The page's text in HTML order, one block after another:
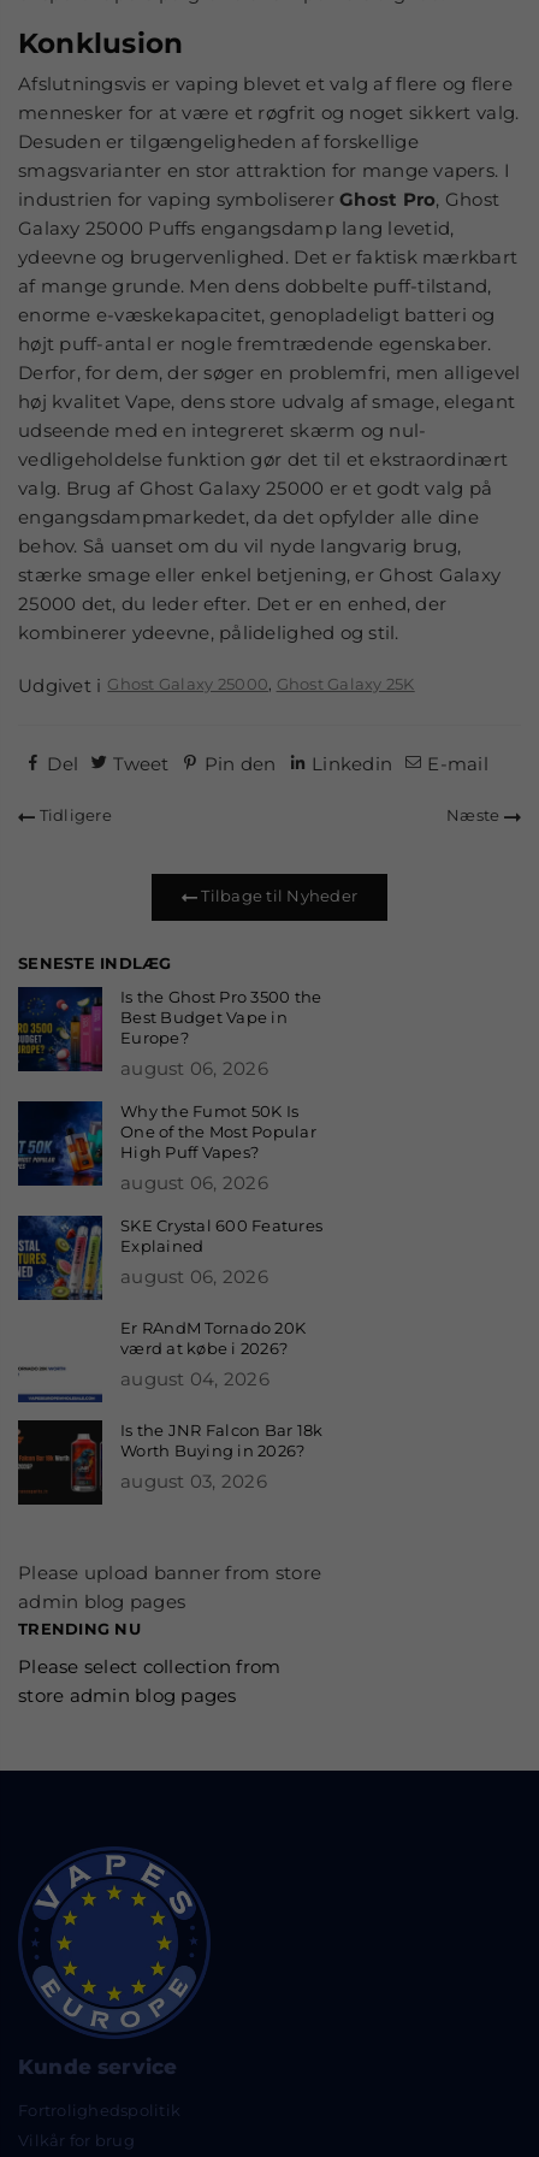
Konklusion
Afslutningsvis er vaping blevet et valg af flere og flere
mennesker for at være et røgfrit og noget sikkert valg.
Desuden er tilgængeligheden af forskellige
smagsvarianter en stor attraktion for mange vapers. I
industrien for vaping symbolisererGhost Pro, Ghost
Galaxy 25000 Puffs engangsdamp lang levetid,
ydeevne og brugervenlighed. Det er faktisk mærkbart
af mange grunde. Men dens dobbelte puff-tilstand,
enorme e-væskekapacitet, genopladeligt batteri og
højt puff-antal er nogle fremtrædende egenskaber.
Derfor, for dem, der søger en problemfri, men alligevel
høj kvalitet Vape, dens store udvalg af smage, elegant
udseende med en integreret skærm og nul-
vedligeholdelse funktion gør det til et ekstraordinært
valg. Brug af Ghost Galaxy 25000 er et godt valg på
engangsdampmarkedet, da det opfylder alle dine
behov. Så uanset om du vil nyde langvarig brug,
stærke smage eller enkel betjening, er Ghost Galaxy
25000 det, du leder efter. Det er en enhed, der
kombinerer ydeevne, pålidelighed og stil.
Udgivet i Ghost Galaxy 25000 Ghost Galaxy 25K
Del Tweet Pin den Linkedin E-mail
Tidligere Næste
Tilbage til Nyheder
SENESTE INDLÆG
Is the Ghost Pro 3500 the
Best Budget Vape in
Europe?
august 06, 2026
Why the Fumot 50K Is
One of the Most Popular
High Puff Vapes?
august 06, 2026
SKE Crystal 600 Features
Explained
august 06, 2026
Er RAndM Tornado 20K
værd at købe i 2026?
august 04, 2026
Is the JNR Falcon Bar 18k
Worth Buying in 2026?
august 03, 2026
Please upload banner from store
admin blog pages
TRENDING NU
Please select collection from
store admin blog pages
Kunde service
Fortrolighedspolitik
Vilkår for brug